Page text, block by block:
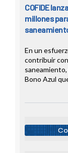
COFIDE
millones
En un
contribuir
Bono Azul